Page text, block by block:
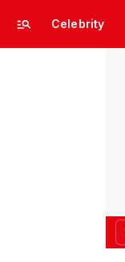
Celebrity